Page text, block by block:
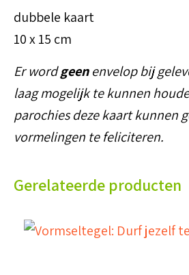
dubbele kaart
10 x 15 cm
Er wordgeenenvelop bij
laag mogelijk te kunnen
parochies deze kaart kunnen
vormelingen te feliciteren.
Gerelateerde producten